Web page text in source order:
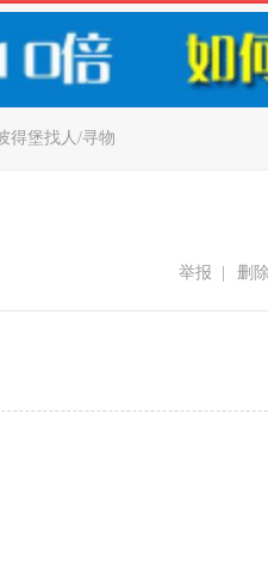
得堡找人/寻物
删除
举报